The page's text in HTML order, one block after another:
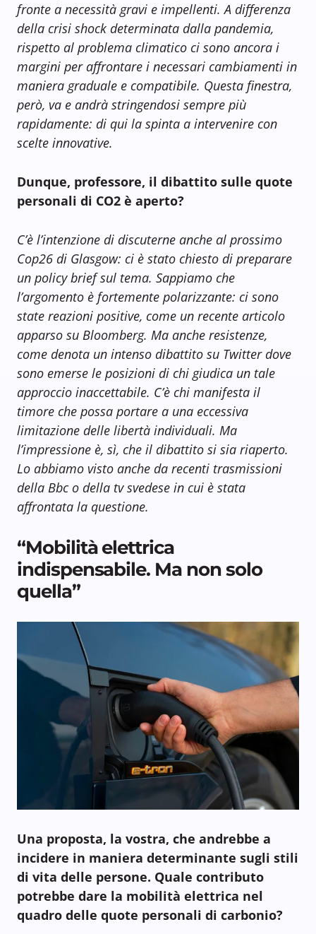
fronte a necessità gravi e impellenti. A differenza
della crisi shock determinata dalla pandemia,
rispetto al problema climatico ci sono ancora i
margini per affrontare i necessari cambiamenti in
maniera graduale e compatibile. Questa finestra,
però, va e andrà stringendosi sempre più
rapidamente: di qui la spinta a intervenire con
scelte innovative.
Dunque, professore, il dibattito sulle quote
personali di CO2 è aperto?
C’è l’intenzione di discuterne anche al prossimo
Cop26 di Glasgow: ci è stato chiesto di preparare
un policy brief sul tema. Sappiamo che
l’argomento è fortemente polarizzante: ci sono
state reazioni positive, come un recente articolo
apparso su Bloomberg. Ma anche resistenze,
come denota un intenso dibattito su Twitter dove
sono emerse le posizioni di chi giudica un tale
approccio inaccettabile. C’è chi manifesta il
timore che possa portare a una eccessiva
limitazione delle libertà individuali. Ma
l’impressione è, sì, che il dibattito si sia riaperto.
Lo abbiamo visto anche da recenti trasmissioni
della Bbc o della tv svedese in cui è stata
affrontata la questione.
“Mobilità elettrica
indispensabile. Ma non solo
quella”
Una proposta, la vostra, che andrebbe a
incidere in maniera determinante sugli stili
di vita delle persone. Quale contributo
potrebbe dare la mobilità elettrica nel
quadro delle quote personali di carbonio?